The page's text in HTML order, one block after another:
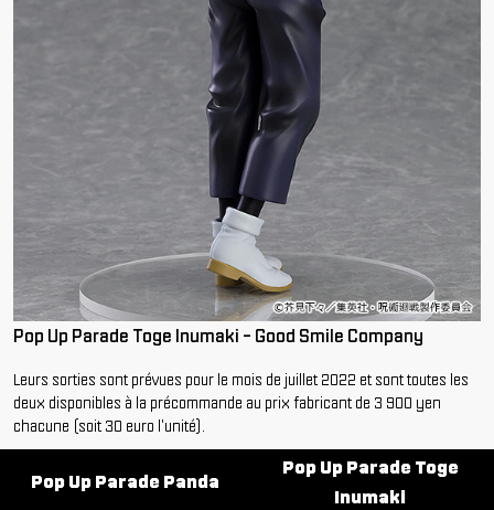
Pop Up Parade Toge Inumaki - Good Smile Company
Leurs sorties sont prévues pour le mois de juillet 2022 et sont toutes les
deux disponibles à la précommande au prix fabricant de 3 900 yen
chacune (soit 30 euro l'unité).
Pop Up Parade Panda
Pop Up Parade Toge
Inumaki